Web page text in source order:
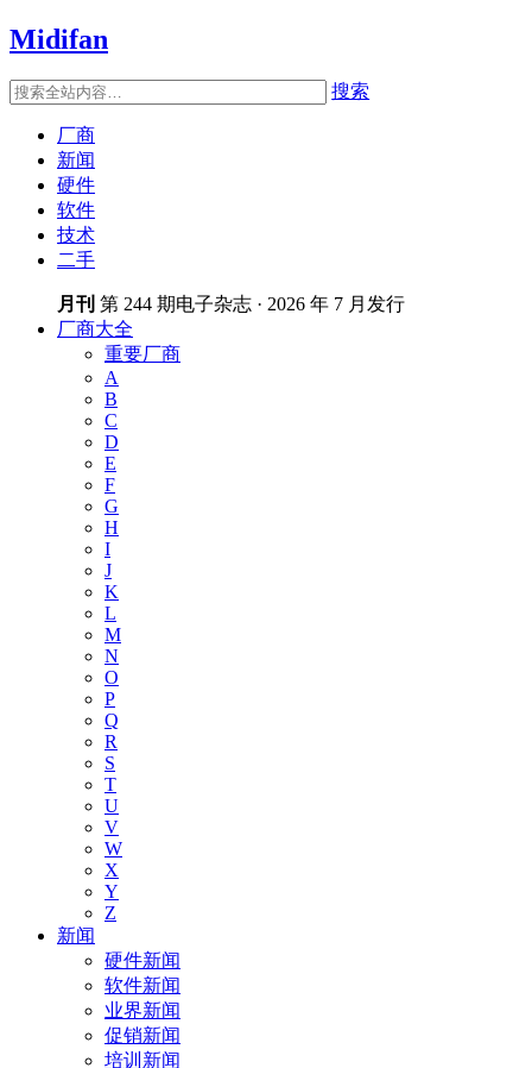
Midifan
搜索
厂商
新闻
硬件
软件
技术
二手
月刊 第 244 期电子杂志 · 2026 年 7 月发行
厂商大全
重要厂商
A
B
C
D
E
F
G
H
I
J
K
L
M
N
O
P
Q
R
S
T
U
V
W
X
Y
Z
新闻
硬件新闻
软件新闻
业界新闻
促销新闻
培训新闻